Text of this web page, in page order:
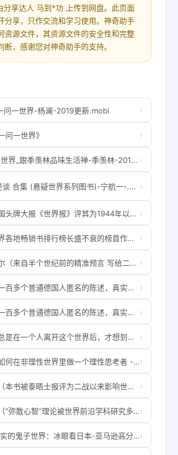
分享达人 马到*功 上传到网盘。此页面
分享，只作交流和学习使用。神奇助手
资源文件，其资源文件的安全性和完整
断，感谢您对神奇助手的支持。
问一世界-杨澜-2019更新.mobi ›
一世界》 ›
0547一花一世界_跟季羡林品味生活禅-季羡林-2019更新.mobi ›
0259幽冥怪谈 合集 (悬疑世界系列图书)-宁航一-.mobi ›
惶然录【法国头牌大报《世界报》评其为1944年以来在法出版的全世界一百部最佳小说之一，韩少功翻译。】 - 费尔南多·佩索阿.mobi ›
空椅子（世界各地畅销书排行榜长盛不衰的榜首作家杰夫里•迪弗又一经典之作，W.H.史密斯好书奖得奖作品！） - 【美】杰夫里·迪弗.mobi ›
立于桑给巴尔（来自半个世纪前的精准预言 写给二十一世纪的疯狂之书 1969年第十七届雨果奖获奖作品 科幻世界出品） (世界科幻大师丛书) - 约翰·布鲁纳.mobi ›
黑暗降临（一百多个普通德国人匿名的陈述，真实展现纳粹集中营外面的世界） - (德)艾瑞卡·曼.mobi ›
黑暗降临（一百多个普通德国人匿名的陈述，真实展现纳粹集中营外面的世界） - (德)艾瑞卡·曼.mobi ›
惜别（我们总是在一个人离开这个世界后，才想到应该爱他或更爱他！看完这本书，让人生的遗憾少一点，活得更好一些！止庵代表作，史航、马家辉感动推荐） - 止庵.mobi ›
理性思辨：如何在非理性世界里做一个理性思考者 - 朱立安·巴吉尼.mobi›
大众的反叛（本书被泰晤士报评为二战以来影响世界的100本书之一，新增北京大学教授何怀宏导读、诺贝尔文学奖得主索尔·贝娄序言） - 奥尔特加·加塞特.mobi ›
弥散的心智（“弥散心智”理论被世界前沿学科研究多次引用，首次授权中文版，一本安放你灵魂的书） - （意）里卡多•曼佐蒂.mobi›
AF你一个真实的鬼子世界：冰眼看日本-亚马逊高分书籍.mobi›